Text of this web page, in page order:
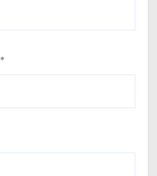
*